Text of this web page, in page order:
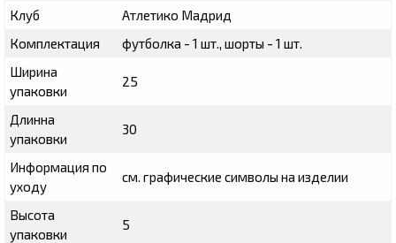
Клуб
Атлетико Мадрид
Комплектация
футболка - 1 шт., шорты - 1 шт.
Ширина
упаковки
25
Длинна
упаковки
30
Информация по
уходу
см. графические символы на изделии
Высота
упаковки
5